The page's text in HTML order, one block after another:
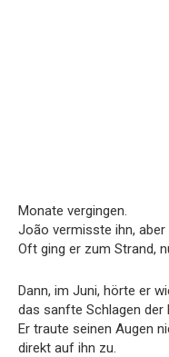
Monate vergingen.
João vermisste ihn,
Oft ging er zum Strand,
Dann, im Juni, hörte er
das sanfte Schlagen der
Er traute seinen Augen
direkt auf ihn zu.